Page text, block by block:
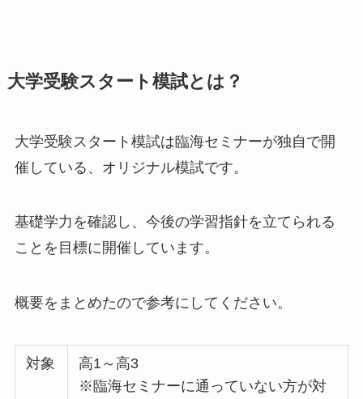
大学受験スタート模試とは？
大学受験スタート模試は臨海セミナーが独自で開
催している、オリジナル模試です。
基礎学力を確認し、今後の学習指針を立てられる
ことを目標に開催しています。
概要をまとめたので参考にしてください。
対象
高1～高3
※臨海セミナーに通っていない方が対